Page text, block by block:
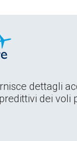
dettagli
dei voli